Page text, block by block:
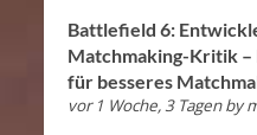
Battlefield 6:
Matchmaking-Kritik –
für besseres
vor 1 Woche, 3 Tagen by